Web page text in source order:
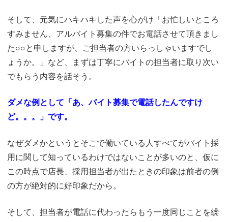
そして、元気にハキハキした声を心がけ「お忙しいところ
すみません、アルバイト募集の件でお電話させて頂きまし
た○○と申しますが、ご担当者の方いらっしゃいますでし
ょうか。」など、まずは丁寧にバイトの担当者に取り次い
でもらう内容を話そう。
ダメな例として「あ、バイト募集で電話したんですけ
ど。。。」です。
なぜダメかというとそこで働いている人すべてがバイト採
用に関して知っているわけではないことが多いのと、仮に
この時点で店長、採用担当者が出たときの印象は前者の例
の方が絶対的に好印象だから。
そして、担当者が電話に代わったらもう一度同じことを繰